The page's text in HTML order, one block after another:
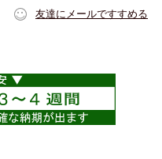
友達にメールですすめる